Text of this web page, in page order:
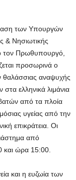
των Υπουργών
& Νησιωτικής
τον Πρωθυπουργό,
προσωρινά ο
θαλάσσιας αναψυχής
ελληνικά λιμάνια
από τα πλοία
υγείας από την
επικράτεια. Οι
από
και ώρα 15:00.
και η ευζωία των